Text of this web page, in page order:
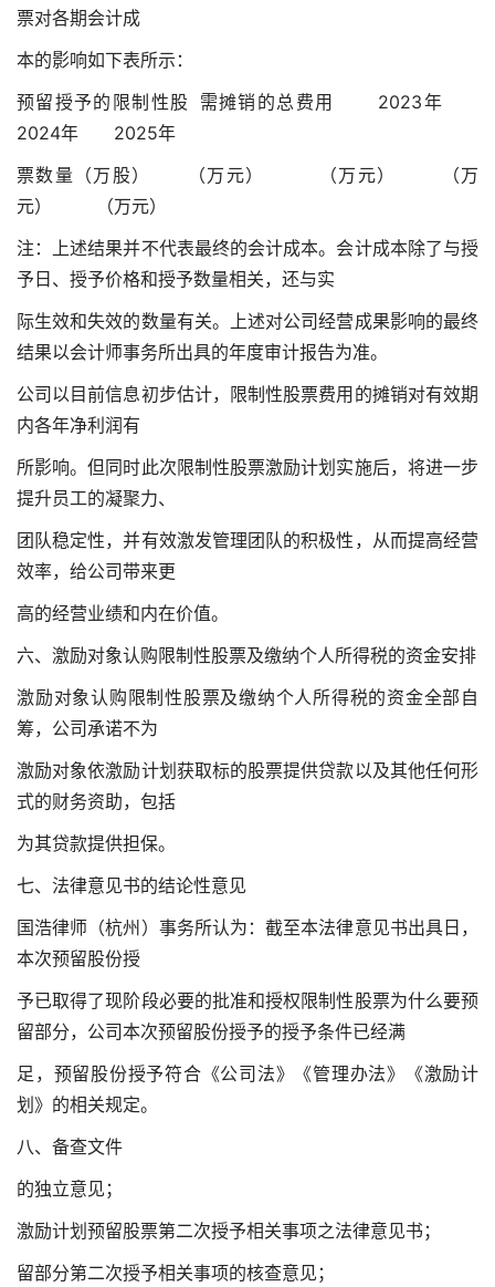
票对各期会计成
本的影响如下表所示：
预留授予的限制性股 需摊销的总费用 2023年
2024年 2025年
票数量（万股） （万元） （万元） （万
元） （万元）
注：上述结果并不代表最终的会计成本。会计成本除了与授
予日、授予价格和授予数量相关，还与实
际生效和失效的数量有关。上述对公司经营成果影响的最终
结果以会计师事务所出具的年度审计报告为准。
公司以目前信息初步估计，限制性股票费用的摊销对有效期
内各年净利润有
所影响。但同时此次限制性股票激励计划实施后，将进一步
提升员工的凝聚力、
团队稳定性，并有效激发管理团队的积极性，从而提高经营
效率，给公司带来更
高的经营业绩和内在价值。
六、激励对象认购限制性股票及缴纳个人所得税的资金安排
激励对象认购限制性股票及缴纳个人所得税的资金全部自
筹，公司承诺不为
激励对象依激励计划获取标的股票提供贷款以及其他任何形
式的财务资助，包括
为其贷款提供担保。
七、法律意见书的结论性意见
国浩律师（杭州）事务所认为：截至本法律意见书出具日，
本次预留股份授
予已取得了现阶段必要的批准和授权限制性股票为什么要预
留部分，公司本次预留股份授予的授予条件已经满
足，预留股份授予符合《公司法》《管理办法》《激励计
划》的相关规定。
八、备查文件
的独立意见；
激励计划预留股票第二次授予相关事项之法律意见书；
留部分第二次授予相关事项的核查意见；